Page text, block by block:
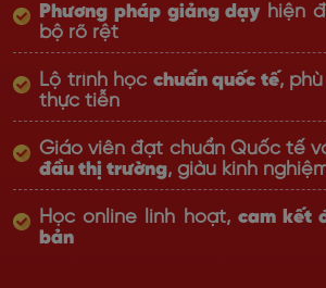
Phương pháp giảng dạy hiện
bộ rõ rệt
Lộ trình học chuẩn quốc tế,
thực tiễn
Giáo viên đạt chuẩn Quốc tế
đầu thị trường, giàu kinh
Học online linh hoạt, cam kết
bản